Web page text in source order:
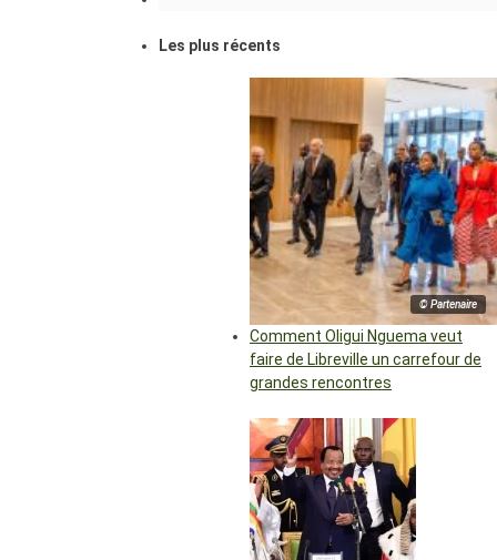
Les plus récents
© Partenaire
Comment Oligui Nguema veut
faire de Libreville un carrefour de
grandes rencontres